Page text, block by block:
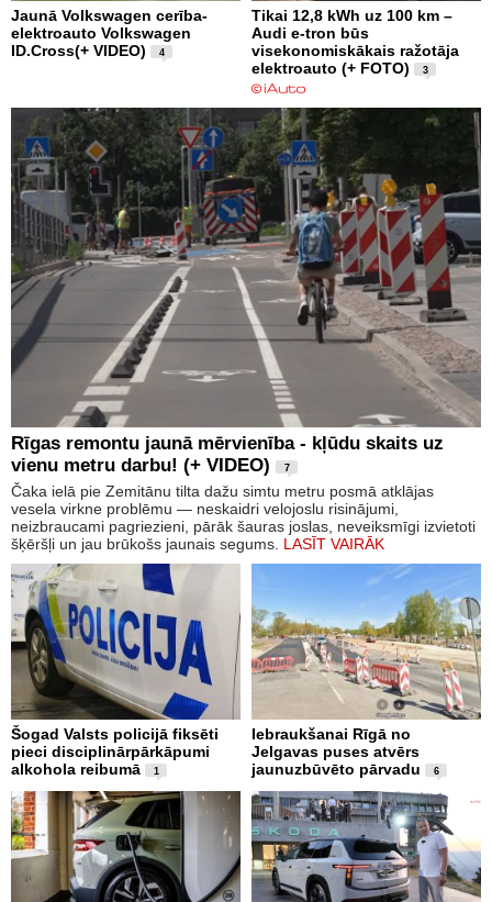
Jaunā Volkswagen cerība-
elektroauto Volkswagen
ID.Cross(+ VIDEO)
4
Tikai 12,8 kWh uz 100 km –
Audi e-tron būs
visekonomiskākais ražotāja
elektroauto (+ FOTO)
3
Rīgas remontu jaunā mērvienība - kļūdu skaits uz
vienu metru darbu! (+ VIDEO)
7
Čaka ielā pie Zemitānu tilta dažu simtu metru posmā atklājas
vesela virkne problēmu — neskaidri velojoslu risinājumi,
neizbraucami pagriezieni, pārāk šauras joslas, neveiksmīgi izvietoti
šķēršļi un jau brūkošs jaunais segums. LASĪT VAIRĀK
Šogad Valsts policijā fiksēti
pieci disciplinārpārkāpumi
alkohola reibumā
1
Iebraukšanai Rīgā no
Jelgavas puses atvērs
jaunuzbūvēto pārvadu
6